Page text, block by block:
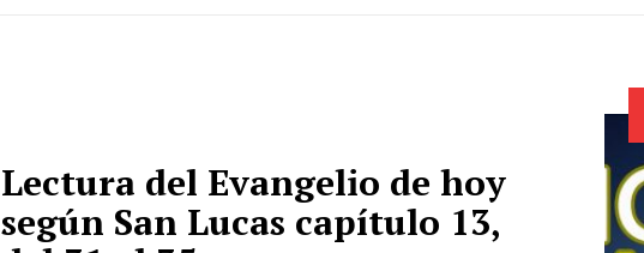
Lectura del Evangelio de hoy
según San Lucas capítulo 13,